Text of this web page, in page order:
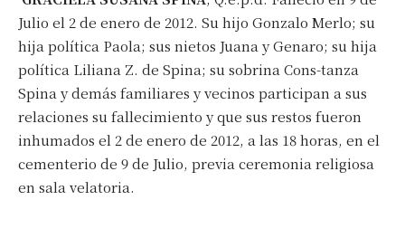
Julio el 2 de enero de 2012. Su hijo Gonzalo Merlo; su
hija política Paola; sus nietos Juana y Genaro; su hija
política Liliana Z. de Spina; su sobrina Cons-tanza
Spina y demás familiares y vecinos participan a sus
relaciones su fallecimiento y que sus restos fueron
inhumados el 2 de enero de 2012, a las 18 horas, en el
cementerio de 9 de Julio, previa ceremonia religiosa
en sala velatoria.